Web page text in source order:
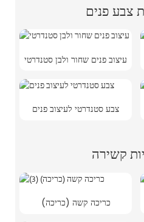
צבע פנים
עיצוב פנים שחור ולבן סטנדרטי
צבע סטנדרטי לעיצוב פנים
קשירה
כריכה קשה (כריכה)